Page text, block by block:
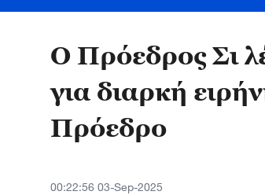
Ο Πρόεδρος Σι
για διαρκή
Πρόεδρο
00:22:56 03-Sep-2025